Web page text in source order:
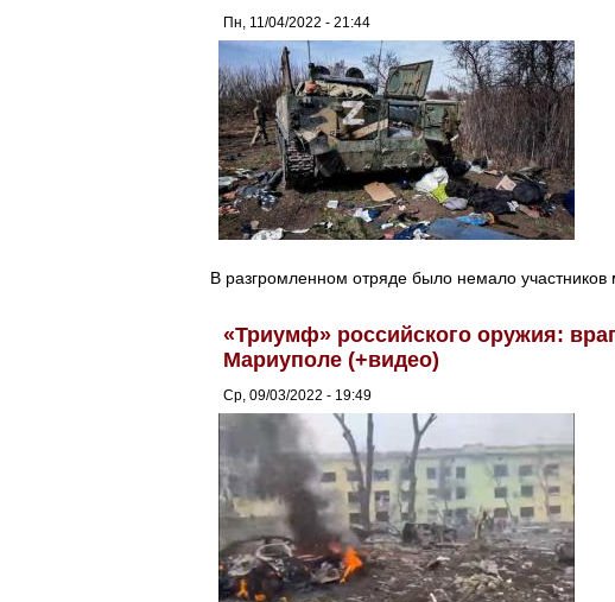
Пн, 11/04/2022 - 21:44
В разгромленном отряде было немало участников
«Триумф» российского оружия:
Мариуполе (+видео)
Ср, 09/03/2022 - 19:49